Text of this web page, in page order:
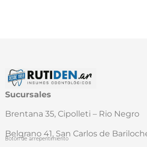
Sucursales
Brentana 35, Cipolleti – Rio Negro
Belgrano 41, San Carlos de
Botón de arrepentimiento